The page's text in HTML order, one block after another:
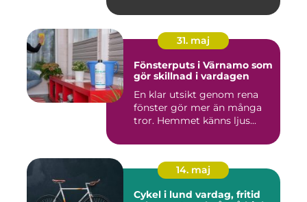
31. maj
Fönsterputs i Värnamo som
gör skillnad i vardagen
En klar utsikt genom rena
fönster gör mer än många
tror. Hemmet känns ljus...
14. maj
Cykel i lund vardag, fritid